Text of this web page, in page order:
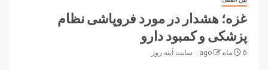
غزه؛ هشدار در مورد فروپاشی نظام
پزشکی و کمبود دارو
6 ماه ago سایت آینه‌ روز